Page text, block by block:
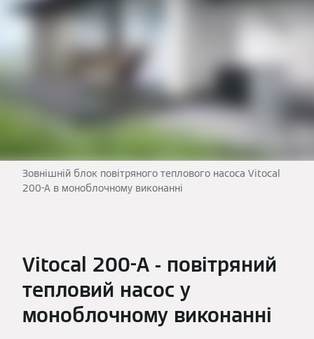
Зовнішній блок повітряного теплового насоса Vitocal
200-A в моноблочному виконанні
Vitocal 200-A - повітряний
тепловий насос у
моноблочному виконанні